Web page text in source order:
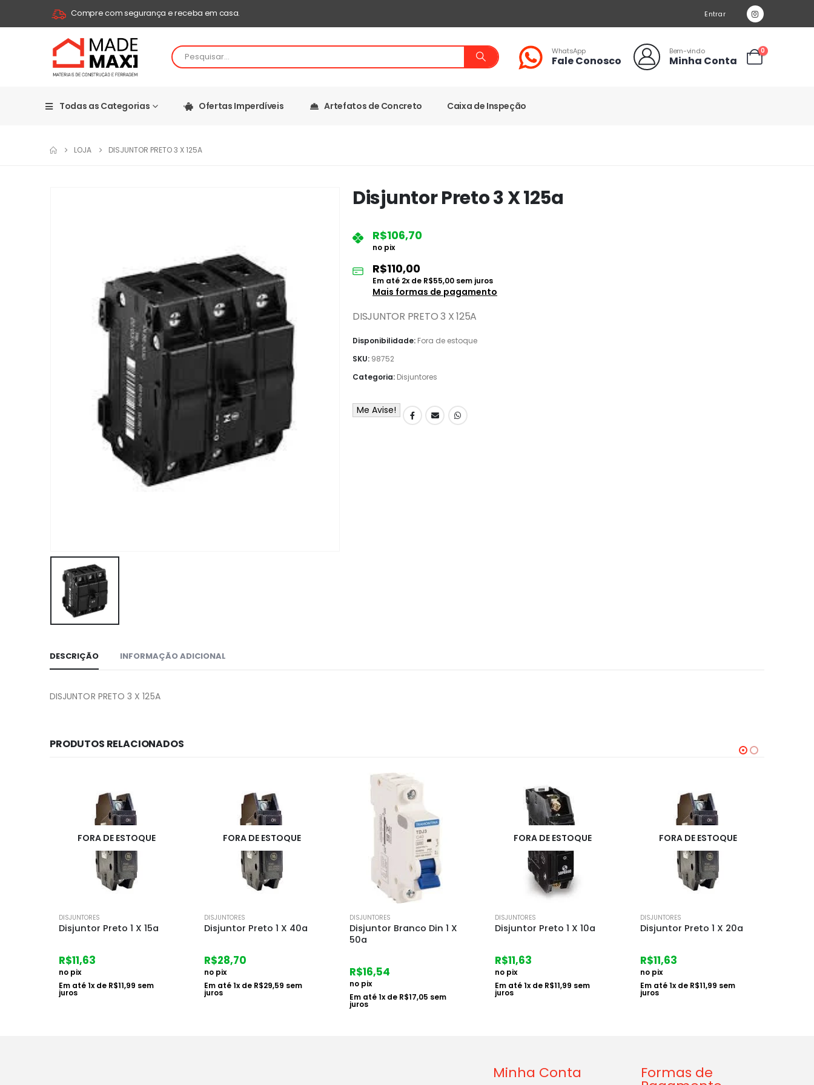
Compre com segurança e receba em casa. Entrar
WhatsApp
Fale Conosco
Bem-vindo
Minha Conta
0
Todas as Categorias Ofertas Imperdíveis Artefatos de Concreto Caixa de Inspeção
LOJA DISJUNTOR PRETO 3 X 125A
Disjuntor Preto 3 X 125a
R$106,70
no pix
R$110,00
Em até 2x de R$55,00 sem juros
Mais formas de pagamento
DISJUNTOR PRETO 3 X 125A
Disponibilidade: Fora de estoque
SKU: 98752
Categoria: Disjuntores
Me Avise!
DESCRIÇÃO INFORMAÇÃO ADICIONAL
DISJUNTOR PRETO 3 X 125A
PRODUTOS RELACIONADOS
FORA DE ESTOQUE
DISJUNTORES
Disjuntor Preto 1 X 40a
R$28,70
no pix
Em até1x de R$29,59sem
juros
DISJUNTORES
Disjuntor Branco Din 1 X
R$16,54
no pix
Em até
FORA DE ESTOQUE
DISJUNTORES
Disjuntor Preto 1 X 10a
no pix
Em até
juros
FORA DE ESTOQUE
DISJUNTORES
Disjuntor Preto 1 X 20a
R$11,63
no pix
Em até1x de R$11,99 sem
juros
DISJUNTORES
Disjuntor Branco Din 1 X
R$16,54
no pix
Em até
Minha Conta Formas de